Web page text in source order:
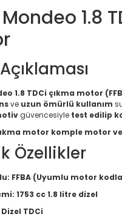
1.8
1.8 TDCi çıkma motor
ve uzun ömürlü kullanım
güvencesiyle test edilip
motor komple motor
Özellikler
FFBA (Uyumlu motor
1753 cc 1.8 litre dizel
Dizel TDCi